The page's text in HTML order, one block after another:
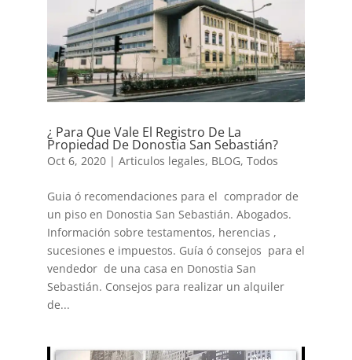
¿ Para Que Vale El Registro De La
Propiedad De Donostia San Sebastián?
Oct 6, 2020| Articulos legales, BLOG, Todos
Guia ó recomendaciones para el comprador de
un piso en Donostia San Sebastián. Abogados.
Información sobre testamentos, herencias ,
sucesiones e impuestos. Guía ó consejos para el
vendedor de una casa en Donostia San
Sebastián. Consejos para realizar un alquiler
de...